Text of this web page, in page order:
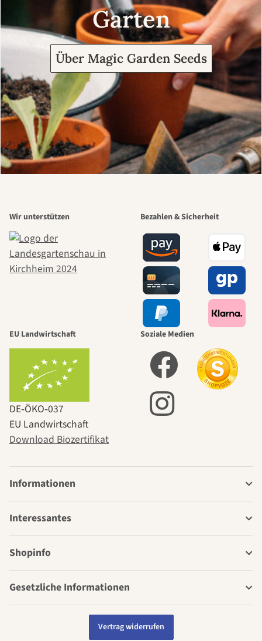
Garten
Über Magic Garden Seeds
Wir unterstützen Bezahlen & Sicherheit
EU Landwirtschaft
DE‑ÖKO‑037
EU Landwirtschaft
Download Biozertifikat
Soziale Medien
Informationen
Interessantes
Shopinfo
Gesetzliche Informationen
Vertrag widerrufen